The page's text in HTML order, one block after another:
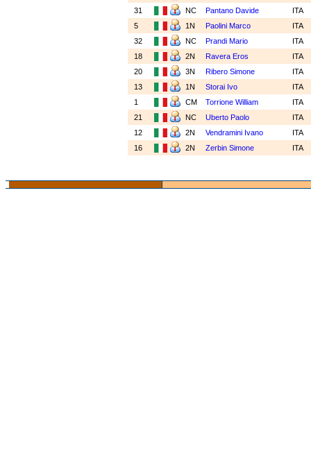
31
NC Pantano Davide
ITA
5
1N Paolini Marco
ITA
32
NC Prandi Mario
ITA
18
2N Ravera Eros
ITA
20
3N Ribero Simone
ITA
13
1N Storai Ivo
ITA
1
CM Torrione William
ITA
21
NC Uberto Paolo
ITA
12
2N Vendramini Ivano
ITA
16
2N Zerbin Simone ITA